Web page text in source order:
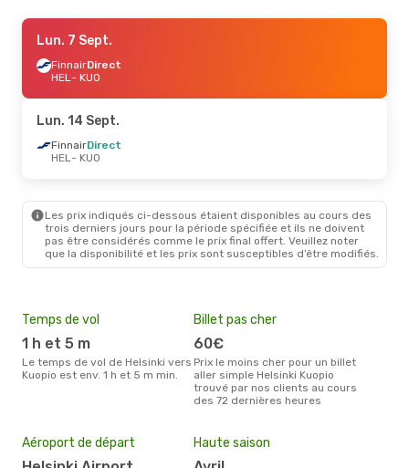
Jeu. 17 Sept.
FinnairDirect
HEL- KUO
KUO- HEL
Lun. 7 Sept.
FinnairDirect
HEL- KUO
Lun. 14 Sept.
FinnairDirect
HEL- KUO
Les prix indiqués ci-dessous étaient disponibles au cours des
trois derniers jours pour la période spécifiée et ils ne doivent
pas être considérés comme le prix final offert. Veuillez noter
que la disponibilité et les prix sont susceptibles d’être modifiés.
Temps de vol
1 h et 5 m
Le temps de vol de Helsinki vers
Kuopio est env. 1 h et 5 m min.
Billet pas cher
60€
Prix le moins cher pour un billet
aller simple Helsinki Kuopio
trouvé par nos clients au cours
des 72 dernières heures
Aéroport de départ Haute saison